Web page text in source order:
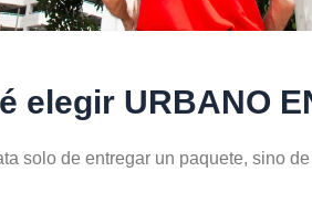
elegir URBANO
solo de entregar un paquete, sino